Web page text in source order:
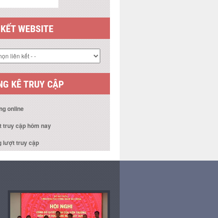
WEBSITE
KÊ TRUY CẬP
online
truy cập hôm nay
lượt truy cập